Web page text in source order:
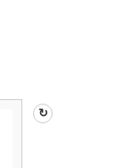
↻